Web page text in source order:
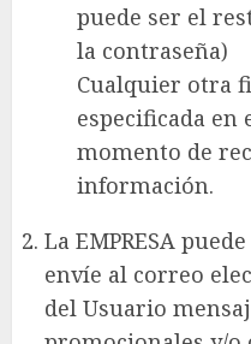
puede ser el
la contraseña)
Cualquier otra
especificada en
momento de
información.
La EMPRESA
envíe al correo
del Usuario